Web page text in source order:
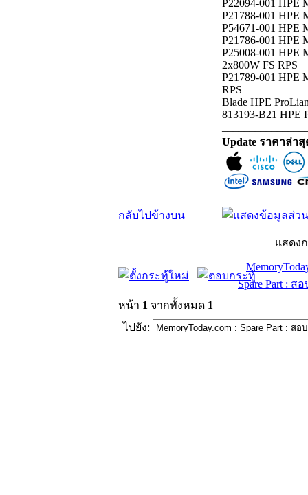
P22094-001 HPE
P21788-001 HPE
P54671-001 HPE
P21786-001 HPE
P25008-001 HPE
2x800W FS RPS
P21789-001 HPE
RPS
Blade HPE
813193-B21 HPE
Update ราคาล่า
กลับไปข้างบน
แสดง
Spare Part : ส
หน้า 1 จากทั้งหมด 1
ไปยัง: